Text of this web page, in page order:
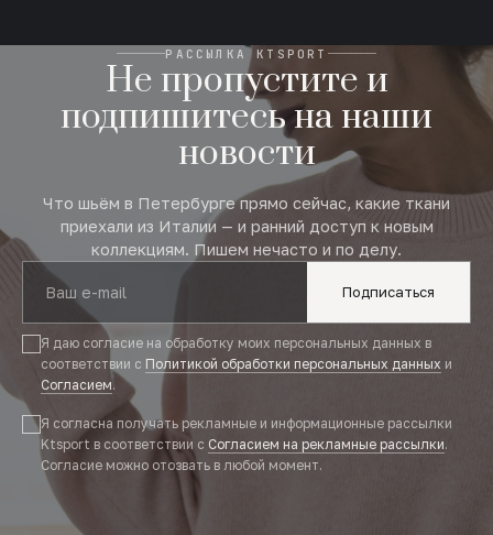
РАССЫЛКА KTSPORT
Не пропустите и
подпишитесь на наши
новости
Что шьём в Петербурге прямо сейчас, какие ткани
приехали из Италии — и ранний доступ к новым
коллекциям. Пишем нечасто и по делу.
Подписаться
Я даю согласие на обработку моих персональных данных в
соответствии с Политикой обработки персональных данных и
Согласием.
Я согласна получать рекламные и информационные рассылки
Ktsport в соответствии с Согласием на рекламные рассылки.
Согласие можно отозвать в любой момент.